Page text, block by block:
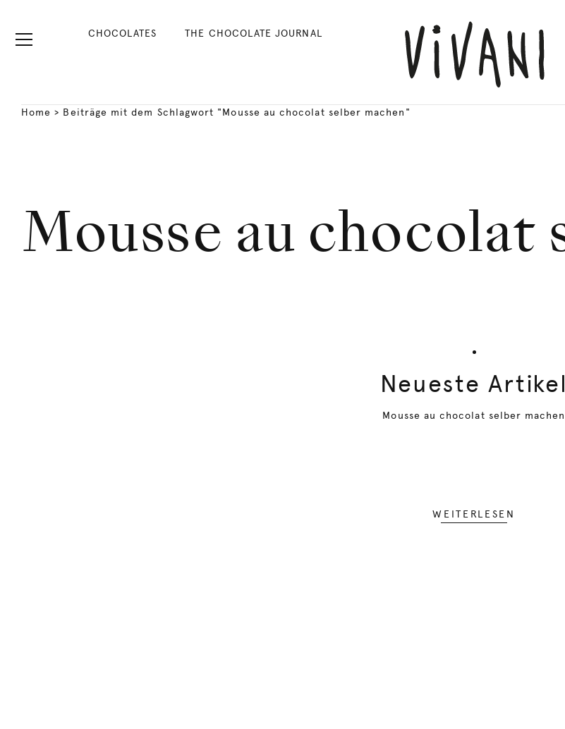
CHOCOLATES THE CHOCOLATE JOURNAL
Home > Beiträge mit dem Schlagwort "Mousse au chocolat selber machen"
Mousse au chocolat
Neueste Artikel
Mousse au chocolat selber machen
WEITERLESEN